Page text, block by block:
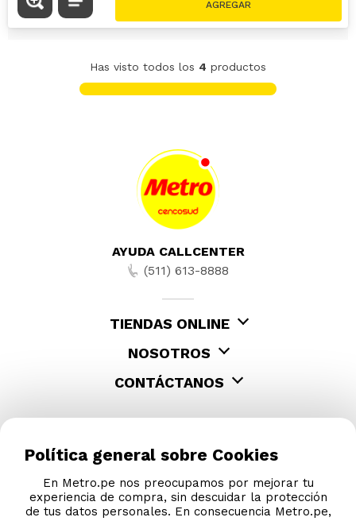
Has visto todos los 4 productos
AYUDA CALLCENTER
(511) 613-8888
TIENDAS ONLINE
NOSOTROS
CONTÁCTANOS
Política general sobre Cookies
En Metro.pe nos preocupamos por mejorar tu
experiencia de compra, sin descuidar la protección
de tus datos personales. En consecuencia Metro.pe,